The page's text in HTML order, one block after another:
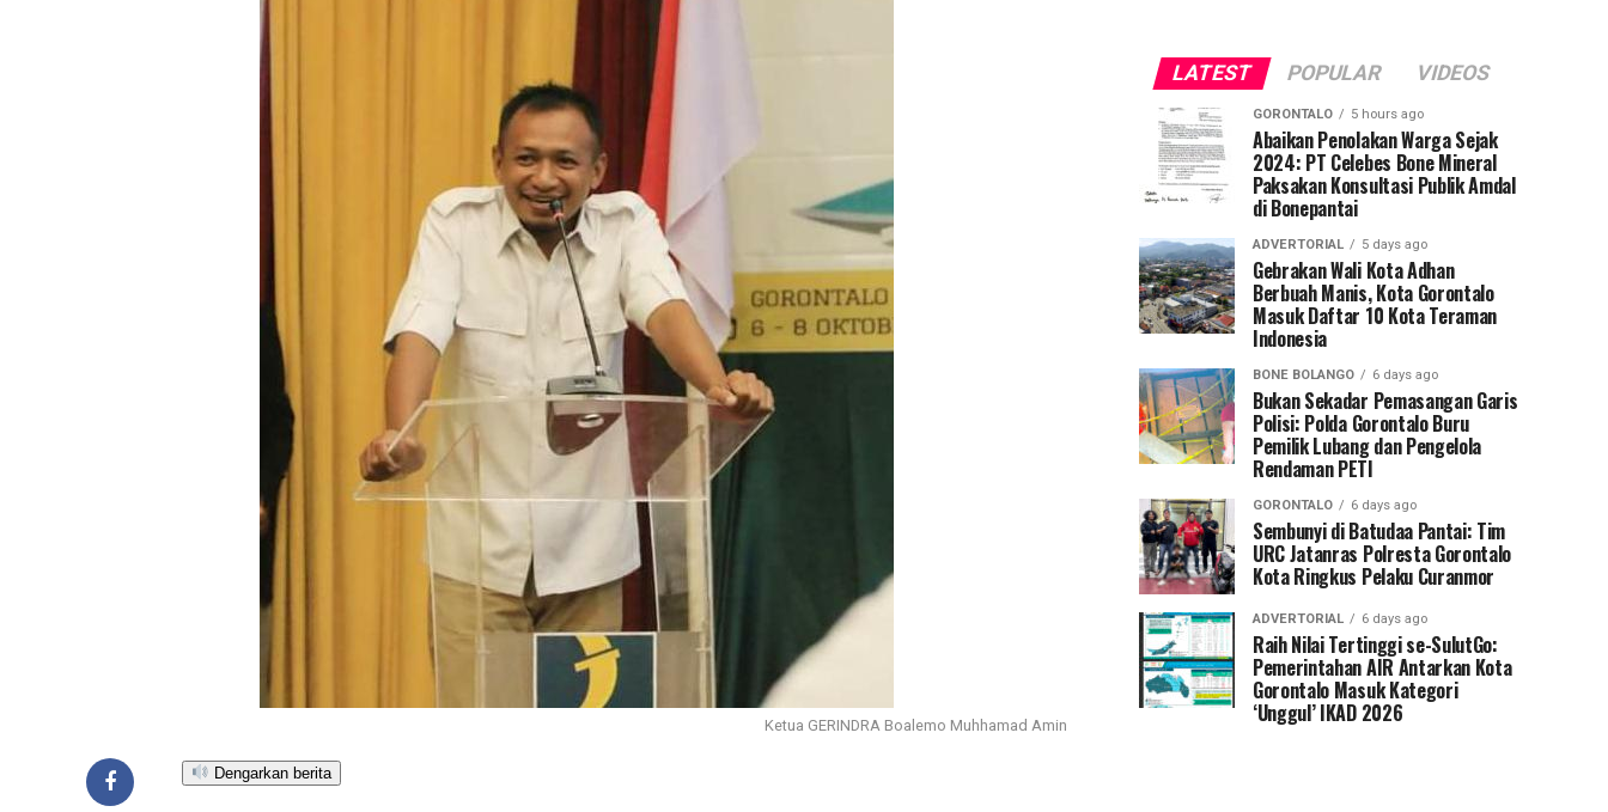
Ketua GERINDRA Boalemo Muhhamad Amin
Dengarkan berita
LATEST POPULAR VIDEOS
GORONTALO 5 hours ago
Abaikan Penolakan Warga Sejak
2024: PT Celebes Bone Mineral
Paksakan Konsultasi Publik Amdal
di Bonepantai
ADVERTORIAL 5 days ago
Gebrakan Wali Kota Adhan
Berbuah Manis, Kota Gorontalo
Masuk Daftar 10 Kota Teraman
Indonesia
BONE BOLANGO 6 days ago
Bukan Sekadar Pemasangan Garis
Polisi: Polda Gorontalo Buru
Pemilik Lubang dan Pengelola
Rendaman PETI
GORONTALO 6 days ago
Sembunyi di Batudaa Pantai: Tim
URC Jatanras Polresta Gorontalo
Kota Ringkus Pelaku Curanmor
ADVERTORIAL 6 days ago
Raih Nilai Tertinggi se-SulutGo:
Pemerintahan AIR Antarkan Kota
Gorontalo Masuk Kategori
‘Unggul’ IKAD 2026